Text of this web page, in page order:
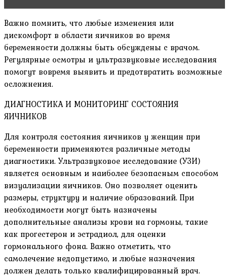
Важно помнить, что любые изменения или
дискомфорт в области яичников во время
беременности должны быть обсуждены с врачом.
Регулярные осмотры и ультразвуковые исследования
помогут вовремя выявить и предотвратить возможные
осложнения.
ДИАГНОСТИКА И МОНИТОРИНГ СОСТОЯНИЯ
ЯИЧНИКОВ
Для контроля состояния яичников у женщин при
беременности применяются различные методы
диагностики. Ультразвуковое исследование (УЗИ)
является основным и наиболее безопасным способом
визуализации яичников. Оно позволяет оценить
размеры, структуру и наличие образований. При
необходимости могут быть назначены
дополнительные анализы крови на гормоны, такие
как прогестерон и эстрадиол, для оценки
гормонального фона. Важно отметить, что
самолечение недопустимо, и любые назначения
должен делать только квалифицированный врач.